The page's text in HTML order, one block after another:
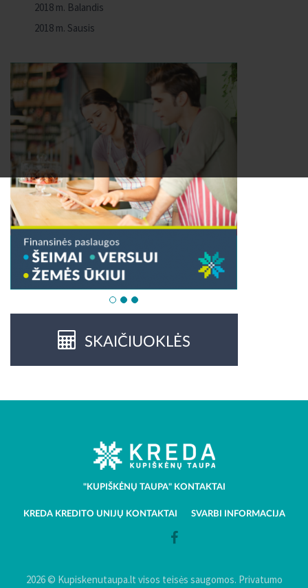
2018 m. Balandis
2018 m. Sausis
SKAIČIUOKLĖS
"KUPIŠKĖNŲ TAUPA" KONTAKTAI
KREDA KREDITO UNIJŲ KONTAKTAI SVARBI INFORMACIJA
2026 © Kupiskenutaupa.lt visos teisės saugomos. Privatumo